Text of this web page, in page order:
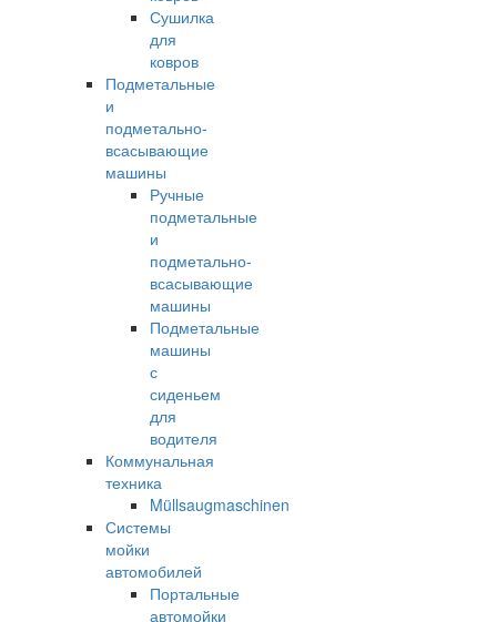
Сушилка
для
ковров
Подметальные
и
подметально-
всасывающие
машины
Ручные
подметальные
и
подметально-
всасывающие
машины
Подметальные
машины
с
сиденьем
для
водителя
Коммунальная
техника
Müllsaugmaschinen
Системы
мойки
автомобилей
Портальные
автомойки